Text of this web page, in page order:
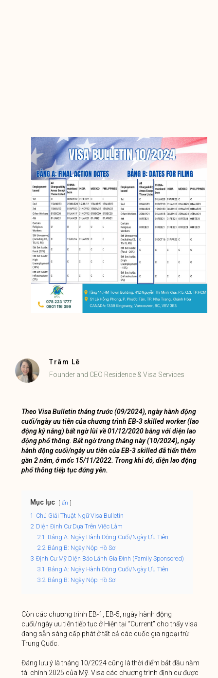
Trâm Lê
Founder and CEO Residence & Visa Services
Theo Visa Bulletin tháng trước (09/2024), ngày hành động
cuối/ngày ưu tiên của chương trình EB-3 skilled worker (lao
động kỹ năng) bất ngờ lùi về 01/12/2020 bằng với diện lao
động phổ thông. Bất ngờ trong tháng này (10/2024), ngày
hành động cuối/ngày ưu tiên của EB-3 skilled đã tiến thêm
gần 2 năm, ở mốc 15/11/2022. Trong khi đó, diện lao động
phổ thông tiếp tục đứng yên.
Mục lục ẩn
1 Chú Giải Thuật Ngữ Visa Bulletin
2 Diện Định Cư Dựa Trên Việc Làm
2.1 Bảng A: Ngày Hành Động Cuối/Ngày Ưu Tiên
2.2 Bảng B: Ngày Nộp Hồ Sơ
3 Định Cư Mỹ Diện Bảo Lãnh Gia Đình (Family Sponsored)
3.1 Bảng A: Ngày Hành Động Cuối/Ngày Ưu Tiên
3.2 Bảng B: Ngày Nộp Hồ Sơ
Còn các chương trình EB-1, EB-5, ngày hành động
cuối/ngày ưu tiên tiếp tục ở Hiện tại “Current” cho thấy visa
đang sẵn sàng cấp phát ở tất cả các quốc gia ngoại trừ
Trung Quốc.
Đáng lưu ý là tháng 10/2024 cũng là thời điểm bắt đầu năm
tài chính 2025 của Mỹ. Visa các chương trình định cư được